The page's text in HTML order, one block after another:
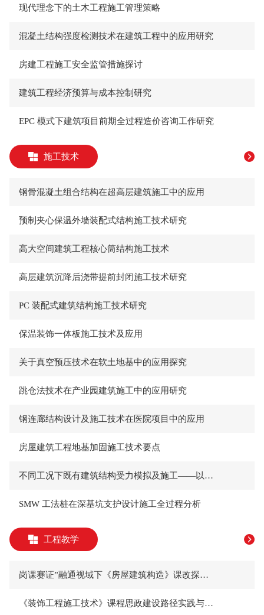
现代理念下的土木工程施工管理策略
混凝土结构强度检测技术在建筑工程中的应用研究
房建工程施工安全监管措施探讨
建筑工程经济预算与成本控制研究
EPC 模式下建筑项目前期全过程造价咨询工作研究
施工技术
钢骨混凝土组合结构在超高层建筑施工中的应用
预制夹心保温外墙装配式结构施工技术研究
高大空间建筑工程核心筒结构施工技术
高层建筑沉降后浇带提前封闭施工技术研究
PC 装配式建筑结构施工技术研究
保温装饰一体板施工技术及应用
关于真空预压技术在软土地基中的应用探究
跳仓法技术在产业园建筑施工中的应用研究
钢连廊结构设计及施工技术在医院项目中的应用
房屋建筑工程地基加固施工技术要点
不同工况下既有建筑结构受力模拟及施工——以山东潍坊某建筑提升改造工程为例
SMW 工法桩在深基坑支护设计施工全过程分析
工程教学
岗课赛证”融通视域下《房屋建筑构造》课改探索＊
《装饰工程施工技术》课程思政建设路径实践与探究＊